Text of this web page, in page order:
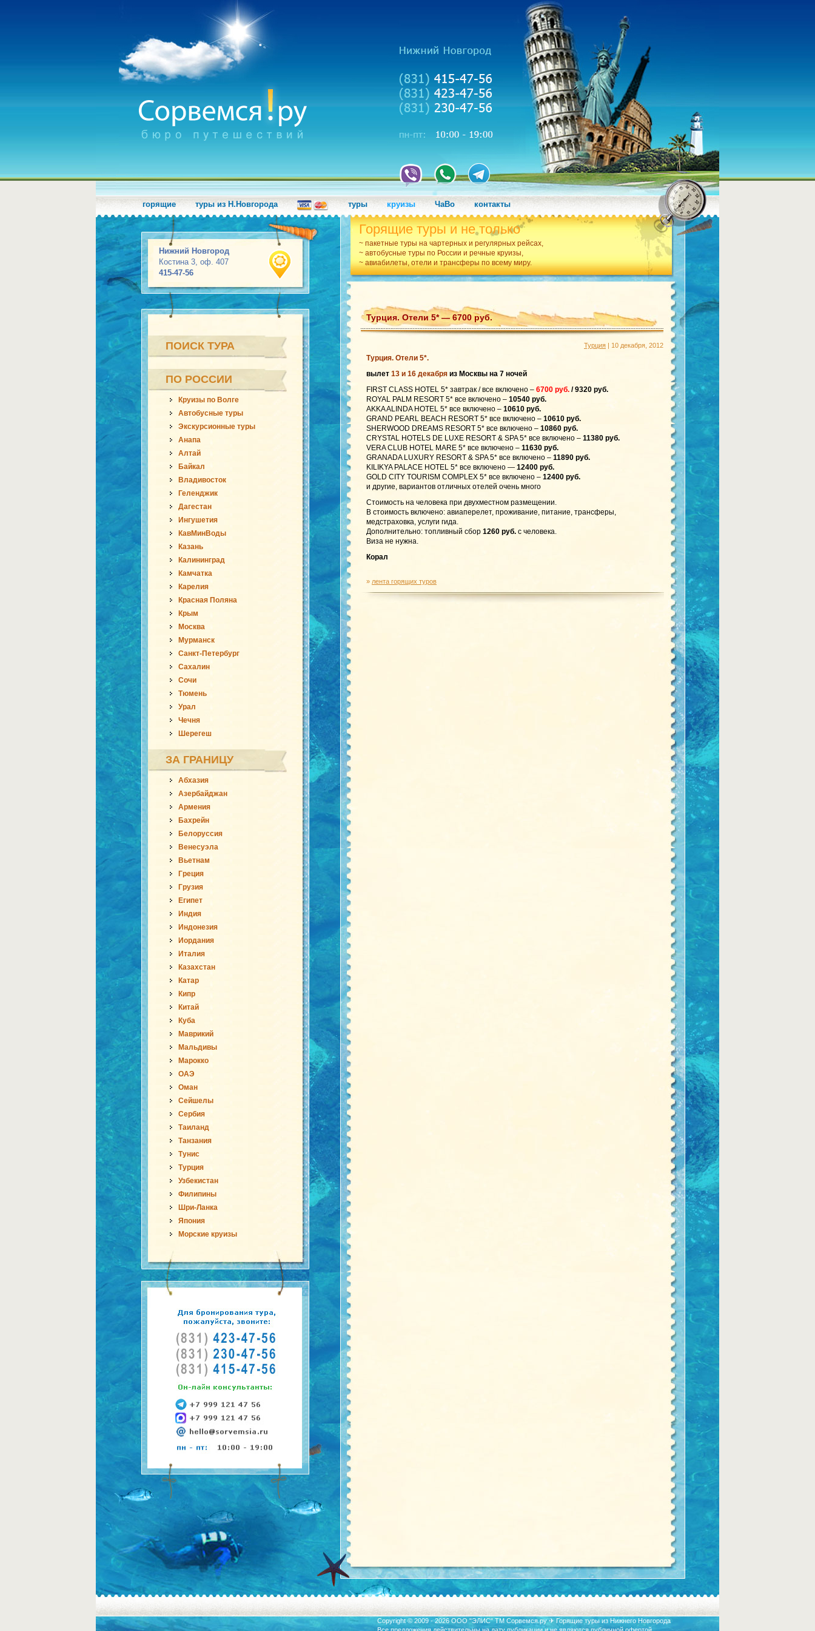
горящие туры из Н.Новгорода туры круизы ЧаВо контакты
Нижний Новгород
Костина 3, оф. 407
415-47-56
Горящие туры и не только
~ пакетные туры на чартерных и регулярных рейсах,
~ автобусные туры по России и речные круизы,
~ авиабилеты, отели и трансферы по всему миру.
ПОИСК ТУРА
ПО РОССИИ
Круизы по Волге
Автобусные туры
Экскурсионные туры
Анапа
Алтай
Байкал
Владивосток
Геленджик
Дагестан
Ингушетия
КавМинВоды
Казань
Калининград
Камчатка
Карелия
Красная Поляна
Крым
Москва
Мурманск
Санкт-Петербург
Сахалин
Сочи
Тюмень
Урал
Чечня
Шерегеш
ЗА ГРАНИЦУ
Абхазия
Азербайджан
Армения
Бахрейн
Белоруссия
Венесуэла
Вьетнам
Греция
Грузия
Египет
Индия
Индонезия
Иордания
Италия
Казахстан
Катар
Кипр
Китай
Куба
Маврикий
Мальдивы
Марокко
ОАЭ
Оман
Сейшелы
Сербия
Таиланд
Танзания
Тунис
Турция
Узбекистан
Филипины
Шри-Ланка
Япония
Морские круизы
Турция. Отели 5* — 6700 руб.
Турция | 10 декабря, 2012
Турция. Отели 5*.
вылет 13 и 16 декабря из Москвы на 7 ночей
FIRST CLASS HOTEL 5* завтрак / все включено – 6700 руб. / 9320 руб.
ROYAL PALM RESORT 5* все включено – 10540 руб.
AKKA ALINDA HOTEL 5* все включено – 10610 руб.
GRAND PEARL BEACH RESORT 5* все включено – 10610 руб.
SHERWOOD DREAMS RESORT 5* все включено – 10860 руб.
CRYSTAL HOTELS DE LUXE RESORT & SPA 5* все включено – 11380 руб.
VERA CLUB HOTEL MARE 5* все включено – 11630 руб.
GRANADA LUXURY RESORT & SPA 5* все включено – 11890 руб.
KILIKYA PALACE HOTEL 5* все включено — 12400 руб.
GOLD CITY TOURISM COMPLEX 5* все включено – 12400 руб.
и другие, вариантов отличных отелей очень много
Стоимость на человека при двухместном размещении.
В стоимость включено: авиаперелет, проживание, питание, трансферы,
медстраховка, услуги гида.
Дополнительно: топливный сбор 1260 руб. с человека.
Виза не нужна.
Корал
» лента горящих туров
Copyright © 2009 - 2026 ООО "ЭЛИС" ТМ Сорвемся.ру ✈ Горящие туры из Нижнего Новгорода